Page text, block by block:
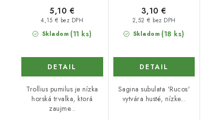
Skladom (11 ks)
4,15 € bez DPH
5,10 €
DETAIL
Trollius pumilus je nízka
horská trvalka, ktorá
zaujme...
Skladom (18 ks)
2,52 € bez DPH
3,10 €
DETAIL
Sagina subulata 'Rucos'
vytvára husté, nízke...